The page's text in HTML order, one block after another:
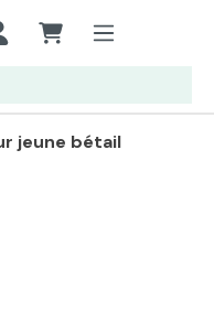
jeune bétail